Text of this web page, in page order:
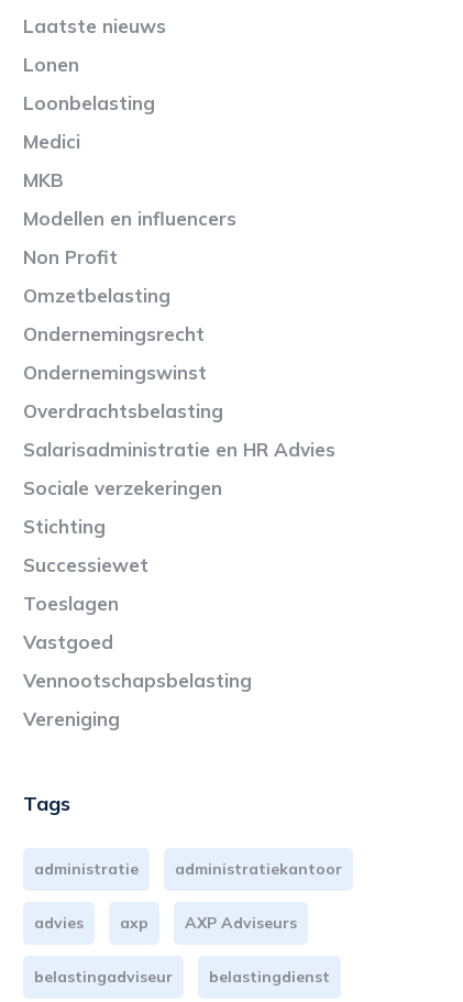
Laatste nieuws
Lonen
Loonbelasting
Medici
MKB
Modellen en influencers
Non Profit
Omzetbelasting
Ondernemingsrecht
Ondernemingswinst
Overdrachtsbelasting
Salarisadministratie en HR Advies
Sociale verzekeringen
Stichting
Successiewet
Toeslagen
Vastgoed
Vennootschapsbelasting
Vereniging
Tags
administratie administratiekantoor
advies axp AXP Adviseurs
belastingadviseur belastingdienst